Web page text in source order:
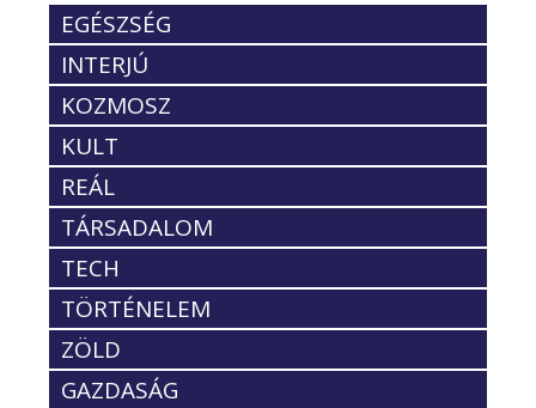
EGÉSZSÉG
INTERJÚ
KOZMOSZ
KULT
REÁL
TÁRSADALOM
TECH
TÖRTÉNELEM
ZÖLD
GAZDASÁG